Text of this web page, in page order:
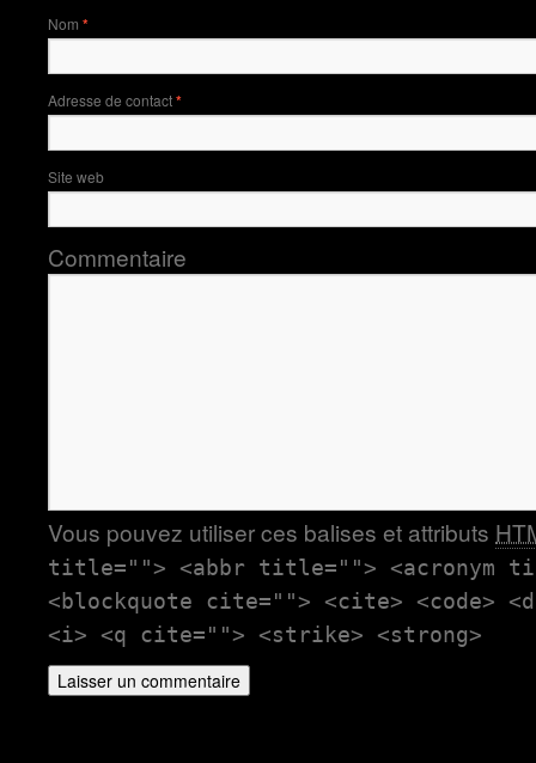
Nom *
Adresse de contact*
Site web
Commentaire
Vous pouvez utiliser ces balises et attributs
title=""> <abbr title=""> <acronym
<blockquote cite=""> <cite> <code>
<i> <q cite=""> <strike> <strong>